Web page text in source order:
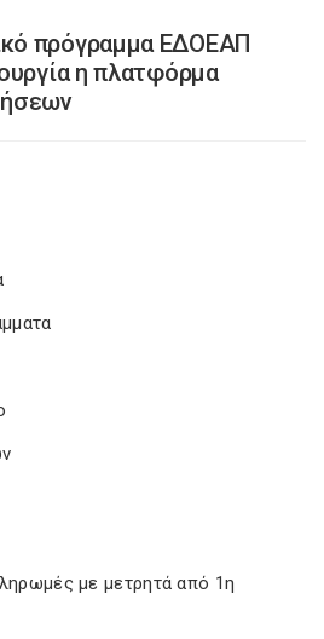
πρόγραμμα ΕΔΟΕΑΠ
η πλατφόρμα
με μετρητά από 1η